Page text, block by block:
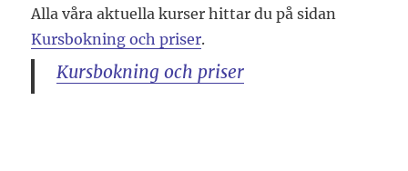
Alla våra aktuella kurser hittar du på sidan
Kursbokning och priser.
Kursbokning och priser